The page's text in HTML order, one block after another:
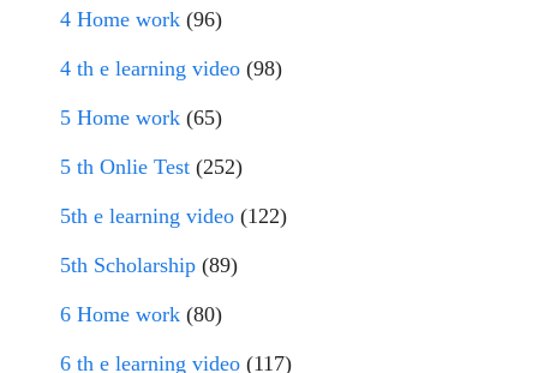
4 Home work (96)
4 th e learning video (98)
5 Home work (65)
5 th Onlie Test (252)
5th e learning video (122)
5th Scholarship (89)
6 Home work (80)
6 th e learning video (117)